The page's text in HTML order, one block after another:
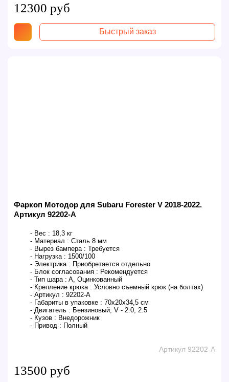
12300 руб
Быстрый заказ
Фаркоп Мотодор для Subaru Forester V 2018-2022.
Артикул 92202-A
- Вес : 18,3 кг
- Материал : Сталь 8 мм
- Вырез бампера : Требуется
- Нагрузка : 1500/100
- Электрика : Приобретается отдельно
- Блок согласования : Рекомендуется
- Тип шара : A, Оцинкованный
- Крепление крюка : Условно съемный крюк (на болтах)
- Артикул : 92202-A
- Габариты в упаковке : 70x20x34,5 см
- Двигатель : Бензиновый; V - 2.0, 2.5
- Кузов : Внедорожник
- Привод : Полный
Артикул 92202-A
13500 руб